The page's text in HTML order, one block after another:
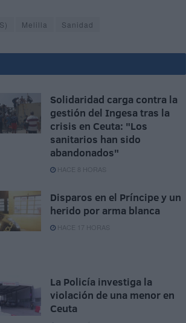
Melilla Sanidad
Solidaridad carga contra la
gestión del Ingesa tras la
crisis en Ceuta: "Los
sanitarios han sido
abandonados"
HACE 8 HORAS
Disparos en el Príncipe y un
herido por arma blanca
HACE 17 HORAS
La Policía investiga la
violación de una menor en
Ceuta